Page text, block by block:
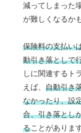
減ってしまった
が難しくなるか
保険料の支払い
動引き落としで
しに関連するト
えば、 自動引き
なかったり、設
合、引き落とし
ることがありま